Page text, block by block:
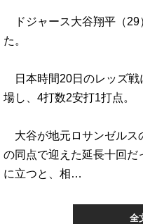
ドジャース大谷翔平（29
た。
日本時間20日のレッズ戦
場し、4打数2安打1打点。
大谷が地元ロサンゼルス
の同点で迎えた延長十回
に立つと、相…
全